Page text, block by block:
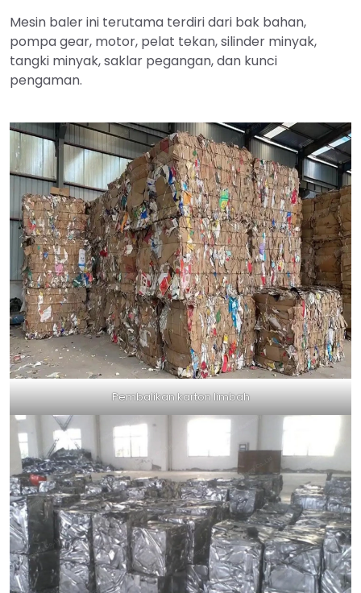
Mesin baler ini terutama terdiri dari bak bahan,
pompa gear, motor, pelat tekan, silinder minyak,
tangki minyak, saklar pegangan, dan kunci
pengaman.
Pembalikan karton limbah